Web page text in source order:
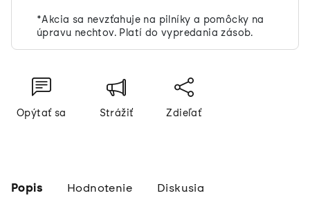
*Akcia sa nevzťahuje na pilníky a pomôcky na
úpravu nechtov. Platí do vypredania zásob.
Opýtať sa Strážiť Zdieľať
Popis Hodnotenie Diskusia